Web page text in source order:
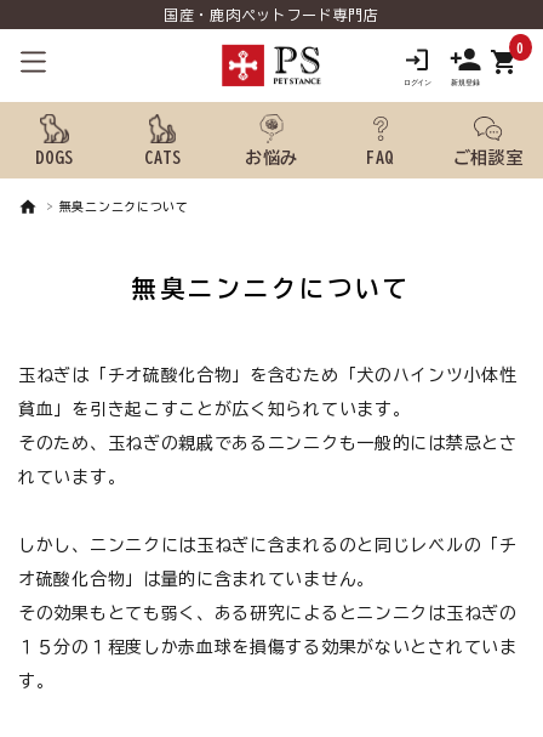
国産・鹿肉ペットフード専門店
shopping_cart0
DOGS CATS お悩み FAQ ご相談室
meeting_room ログイン person 新規会員登録
犬用品から探す
よくあるご質問
ご利用ガイド
無臭ニンニクについて
無臭ニンニクについて
玉ねぎは「チオ硫酸化合物」を含むため「犬のハインツ小体性
貧血」を引き起こすことが広く知られています。
そのため、玉ねぎの親戚であるニンニクも一般的には禁忌とさ
れています。
しかし、ニンニクには玉ねぎに含まれるのと同じレベルの「チ
オ硫酸化合物」は量的に含まれていません。
その効果もとても弱く、ある研究によるとニンニクは玉ねぎの
１５分の１程度しか赤血球を損傷する効果がないとされていま
す。